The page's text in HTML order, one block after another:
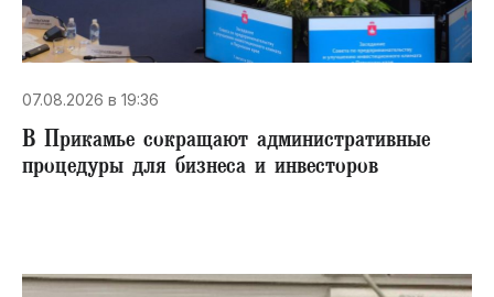
07.08.2026 в 19:36
В Прикамье сокращают административные
процедуры для бизнеса и инвесторов